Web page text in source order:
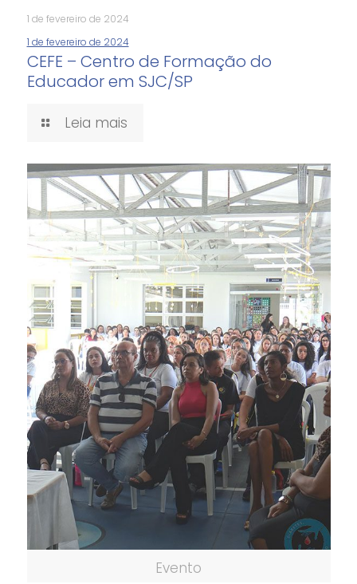
1 de fevereiro de 2024
1 de fevereiro de 2024
CEFE – Centro de Formação do
Educador em SJC/SP
Leia mais
Evento